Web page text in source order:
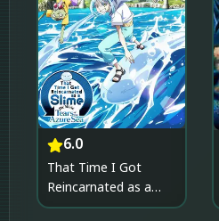
6.0
That Time I Got
Reincarnated as a
Slime the Movie Tears